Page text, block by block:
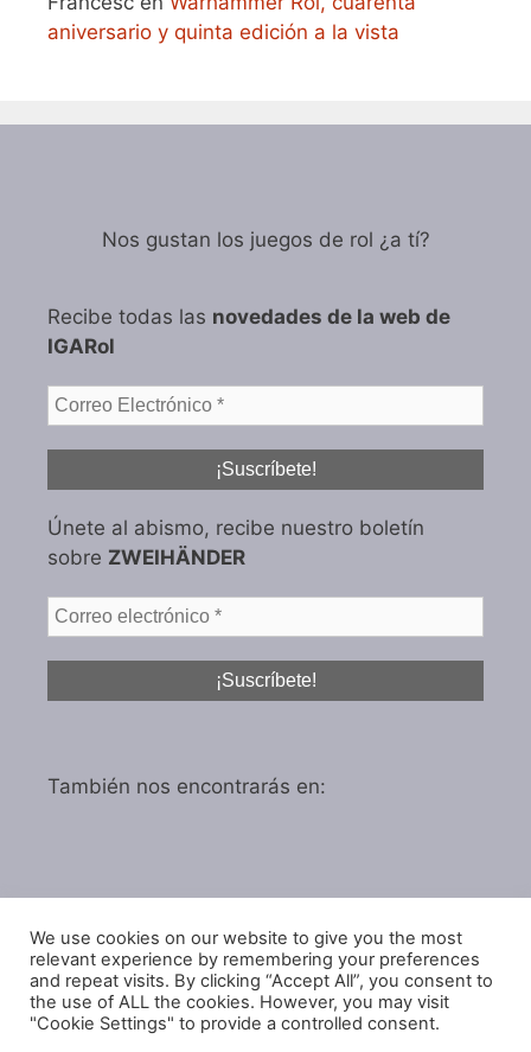
aniversario y quinta edición a la vista
Nos gustan los juegos de rol ¿a tí?
Recibe todas las novedades de la web de
IGARol
Únete al abismo, recibe nuestro boletín
sobre ZWEIHÄNDER
También nos encontrarás en:
Política de privacidad
Política de cookies
We use cookies on our website to give you the most
relevant experience by remembering your preferences
and repeat visits. By clicking “Accept All”, you consent to
the use of ALL the cookies. However, you may visit
"Cookie Settings" to provide a controlled consent.